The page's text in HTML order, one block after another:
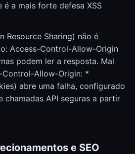
é a mais forte defesa XSS
Resource Sharing) não é
Access-Control-Allow-Origin
podem ler a resposta. Mal
Allow-Origin: *
abre uma falha, configurado
chamadas API seguras a partir
e SEO